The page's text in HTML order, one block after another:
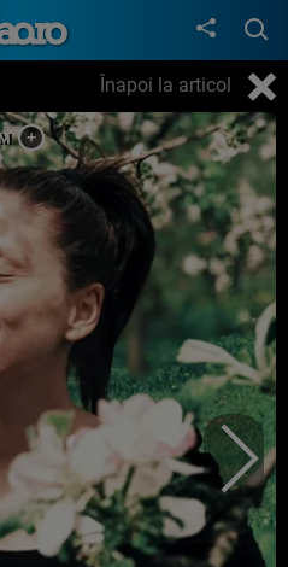
Înapoi la articol